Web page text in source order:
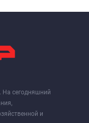
На сегодняшний
и